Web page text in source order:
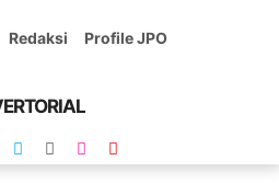
Redaksi Profile JPO